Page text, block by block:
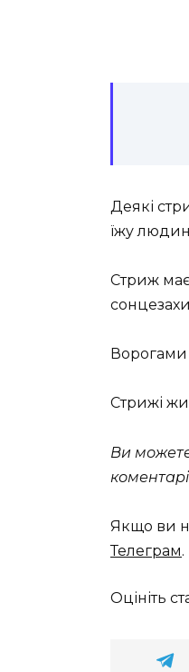
Деякі
їжу
Стриж має
Ворогами
Стрижі
Ви
Якщо ви
Телеграм.
Оцініть